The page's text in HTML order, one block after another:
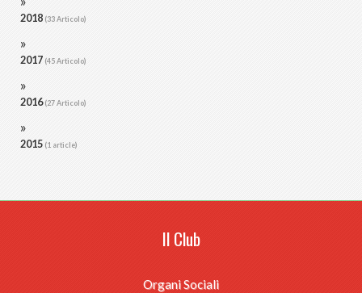
2018 (33 Articolo)
2017 (45 Articolo)
2016(27 Articolo)
2015 (1 article)
Il Club
Organi Sociali